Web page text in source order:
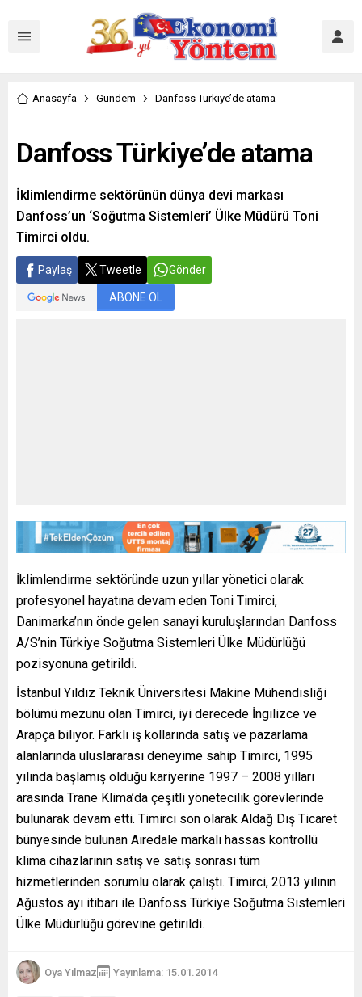
Anasayfa Gündem Danfoss Türkiye’de atama
Danfoss Türkiye’de atama
İklimlendirme sektörünün dünya devi markası
Danfoss’un ‘Soğutma Sistemleri’ Ülke Müdürü Toni
Timirci oldu.
Paylaş Tweetle Gönder
ABONE OL
İklimlendirme sektöründe uzun yıllar yönetici olarak
profesyonel hayatına devam eden Toni Timirci,
Danimarka’nın önde gelen sanayi kuruluşlarından Danfoss
A/S’nin Türkiye Soğutma Sistemleri Ülke Müdürlüğü
pozisyonuna getirildi.
İstanbul Yıldız Teknik Üniversitesi Makine Mühendisliği
bölümü mezunu olan Timirci, iyi derecede İngilizce ve
Arapça biliyor. Farklı iş kollarında satış ve pazarlama
alanlarında uluslararası deneyime sahip Timirci, 1995
yılında başlamış olduğu kariyerine 1997 – 2008 yılları
arasında Trane Klima’da çeşitli yönetecilik görevlerinde
bulunarak devam etti. Timirci son olarak Aldağ Dış Ticaret
bünyesinde bulunan Airedale markalı hassas kontrollü
klima cihazlarının satış ve satış sonrası tüm
hizmetlerinden sorumlu olarak çalıştı. Timirci, 2013 yılının
Ağustos ayı itibarı ile Danfoss Türkiye Soğutma Sistemleri
Ülke Müdürlüğü görevine getirildi.
Oya Yılmaz Yayınlama: 15.01.2014